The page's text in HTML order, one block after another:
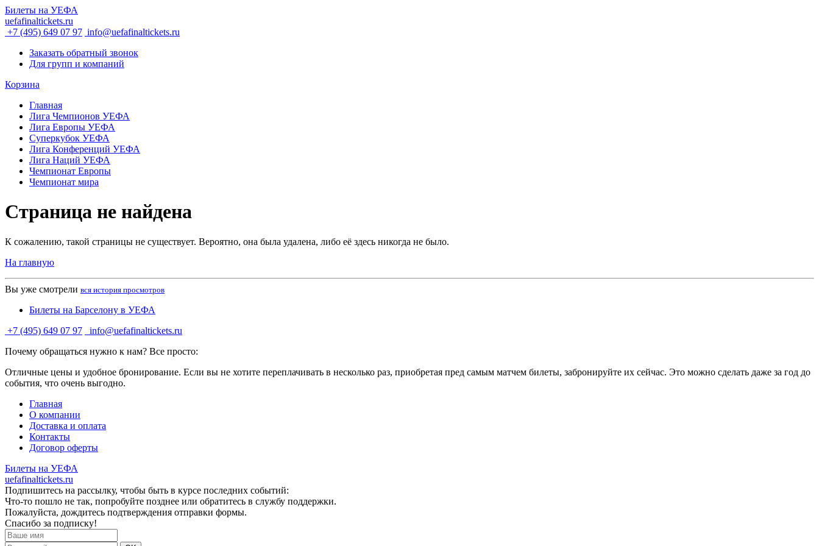
Билеты на УЕФА
uefafinaltickets.ru
+7 (495) 649 07 97 info@uefafinaltickets.ru
Заказать обратный звонок
Для групп и компаний
Корзина
Главная
Лига Чемпионов УЕФА
Лига Европы УЕФА
Суперкубок УЕФА
Лига Конференций УЕФА
Лига Наций УЕФА
Чемпионат Европы
Чемпионат мира
Страница не найдена
К сожалению, такой страницы не существует. Вероятно, она была удалена, либо её здесь никогда не было.
На главную
Вы уже смотрели вся история просмотров
Билеты на Барселону в УЕФА
+7 (495) 649 07 97
info@uefafinaltickets.ru
Почему обращаться нужно к нам? Все просто:
Отличные цены и удобное бронирование. Если вы не хотите переплачивать в несколько раз, приобретая пред самым матчем билеты, забронируйте их сейчас. Это можно сделать даже за год до
события, что очень выгодно.
Главная
О компании
Доставка и оплата
Контакты
Договор оферты
Билеты на УЕФА
uefafinaltickets.ru
Подпишитесь на рассылку, чтобы быть в курсе последних событий:
Что-то пошло не так, попробуйте позднее или обратитесь в службу поддержки.
Пожалуйста, дождитесь подтверждения отправки формы.
Спасибо за подписку!